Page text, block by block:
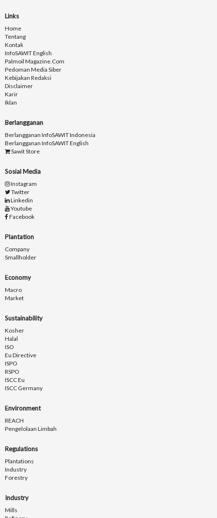
Links
Home
Tentang
Kontak
InfoSAWIT English
Palmoil Magazine.com
Pedoman Media Siber
Kebijakan Redaksi
Disclaimer
Karir
Iklan
Berlangganan
Berlangganan InfoSAWIT Indonesia
Berlangganan InfoSAWIT English
Sawit Store
Sosial Media
Instagram
Twitter
Linkedin
Youtube
Facebook
Plantation
Company
Smallholder
Economy
Macro
Market
Sustainability
Kosher
Halal
ISO
Eu Directive
ISPO
RSPO
ISCC Eu
ISCC Germany
Environment
REACH
Pengelolaan Limbah
Regulations
Plantations
Industry
Forestry
Industry
Mills